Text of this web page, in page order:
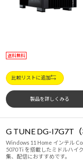
送料無料
比較リストに追加
製品を詳しくみる
G TUNE DG-I7G7T（
Windows 11 Home インテル
5070 Ti を搭載したミドルハイ
集、配信におすすめです。